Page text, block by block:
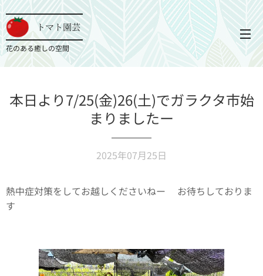
トマト園芸
花のある癒しの空間
本日より7/25(金)26(土)でガラクタ市始
まりましたー
2025年07月25日
熱中症対策をしてお越しくださいねー🩵お待ちしておりま
す🙇‍♀️